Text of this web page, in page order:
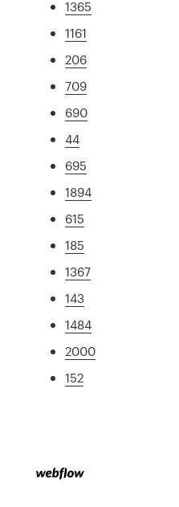
1365
1161
206
709
690
44
695
1894
615
185
1367
143
1484
2000
152